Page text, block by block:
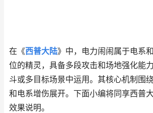
在《西普大陆》中，电力闹闹属于电系
位的精灵，具备多段攻击和场地强化能
斗或多目标场景中运用。其核心机制围
和电系增伤展开。下面小编将同享西普
效果说明。